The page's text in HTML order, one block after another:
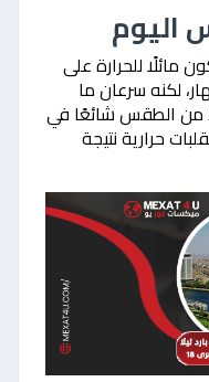
اليوم
مائلًا للحرارة على
لكنه سرعان ما
من الطقس شائعًا في
حرارية نتيجة